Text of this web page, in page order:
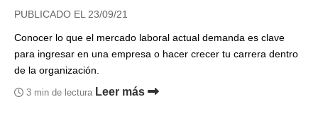
PUBLICADO EL 23/09/21
Conocer lo que el mercado laboral actual demanda es clave
para ingresar en una empresa o hacer crecer tu carrera dentro
de la organización.
3 min de lectura Leer más